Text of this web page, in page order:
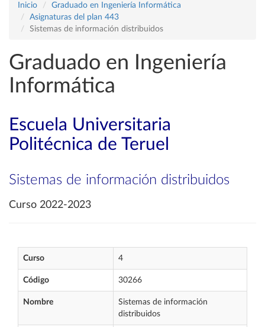
Inicio
Graduado en Ingeniería Informática
Asignaturas del plan 443
Sistemas de información distribuidos
Graduado en Ingeniería
Informática
Escuela Universitaria
Politécnica de Teruel
Sistemas de información distribuidos
Curso 2022-2023
Curso 4
Código 30266
Nombre
Sistemas de información
distribuidos